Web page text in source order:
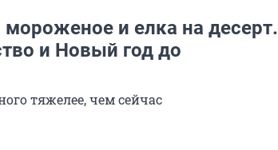
и елка на десерт.
и Новый год до
тяжелее, чем сейчас